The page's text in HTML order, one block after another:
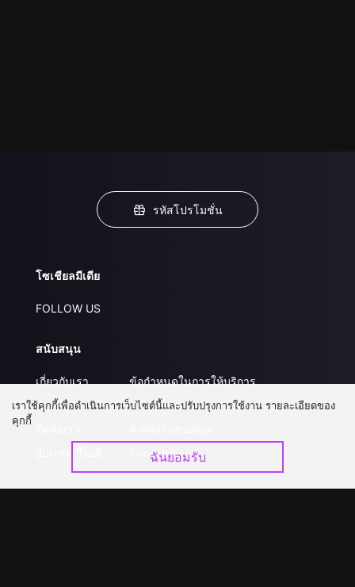
รหัสโปรโมชั่น
โซเชียลมีเดีย
FOLLOW US
สนับสนุน
เกี่ยวกับเรา
คำถามที่พบบ่อย
ข้อกำหนดในการให้บริการ
นโยบายความเป็นส่วนตัว
ร่วมงานกับเรา
เราใช้คุกกี้เพื่อดำเนินการเว็บไซต์นี้และปรับปรุงการใช้งาน รายละเอียดของ
คุกกี้
ฉันยอมรับ